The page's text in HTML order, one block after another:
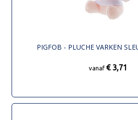
PIGFOB - PLUCHE VARKEN
vanaf € 3,71